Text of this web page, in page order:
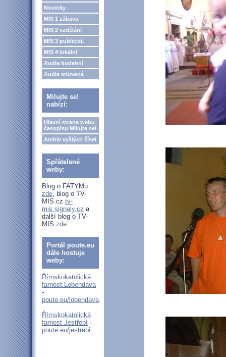
Novinky
MIS 1 zábava
MIS 2 vzdělání
MIS 3 publicist.
MIS 4 lokální
Audia hudební
Audia mluvená
Milujte se!
nabízí:
Hlavní strana webu
časopisu Milujte se!
Archiv vyšlých čísel
Spřátelené
weby:
Blog o FATYMu
zde, blog o TV-
MIS.cz tv-
mis.signaly.cz a
další blog o TV-
MIS zde.
Portál poute.eu
dále hostuje
weby:
Římskokatolická
farnost Lobendava
-
poute.eu/lobendava
Římskokatolická
farnost Jestřebí -
poute.eu/jestrebi